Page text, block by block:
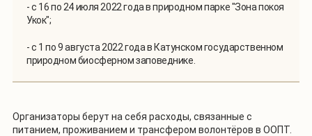
- с 16 по 24 июля 2022 года в природном парке "Зона покоя
Укок";
- с 1 по 9 августа 2022 года в Катунском государственном
природном биосферном заповеднике.
Организаторы берут на себя расходы, связанные с
питанием, проживанием и трансфером волонтёров в ООПТ.